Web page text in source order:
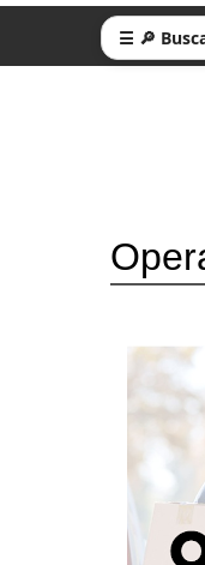
☰ 🔎